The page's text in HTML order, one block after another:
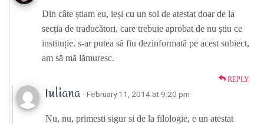
Din câte știam eu, ieși cu un soi de atestat doar de la
secția de traducători, care trebuie aprobat de nu știu ce
instituție. s-ar putea să fiu dezinformată pe acest subiect,
am să mă lămuresc.
REPLY
Iuliana · February 11, 2014 at 9:20 pm
Nu, nu, primesti sigur si de la filologie, e un atestat